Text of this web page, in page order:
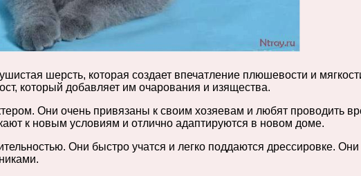
шерсть, которая создает впечатление плюшевости и
который добавляет им очарования и изящества.
Они очень привязаны к своим хозяевам и любят проводить
к новым условиям и отлично адаптируются в новом доме.
Они быстро учатся и легко поддаются дрессировке.